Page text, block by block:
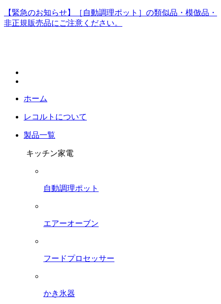
【緊急のお知らせ】［自動調理ポット］の類似品・模倣品・
非正規販売品にご注意ください。
ホーム
レコルトについて
製品一覧
キッチン家電
自動調理ポット
エアーオーブン
フードプロセッサー
かき氷器